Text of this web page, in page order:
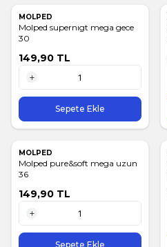
MOLPED
Molped supernıgt mega gece
30
149,90 TL
1 Adet
Sepete Ekle
MOLPED
Molped pure&soft mega uzun
36
149,90 TL
1 Adet
Sepete Ekle